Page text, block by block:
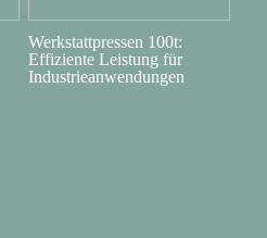
Werkstattpressen 100t:
Effiziente Leistung für
Industrieanwendungen